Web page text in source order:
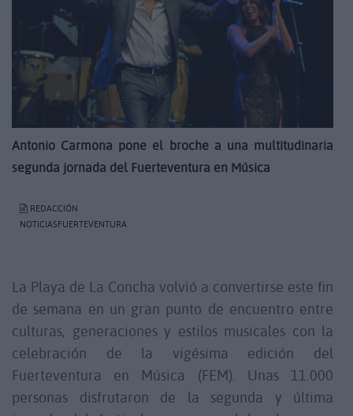
Antonio Carmona pone el broche a una multitudinaria
segunda jornada del Fuerteventura en Música
REDACCIÓN
NOTICIASFUERTEVENTURA
La Playa de La Concha volvió a convertirse este fin
de semana en un gran punto de encuentro entre
culturas, generaciones y estilos musicales con la
celebración de la vigésima edición del
Fuerteventura en Música (FEM). Unas 11.000
personas disfrutaron de la segunda y última